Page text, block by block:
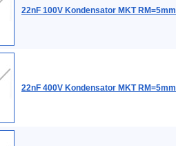
22nF 100V Kondensator MKT RM=5mm
22nF 400V Kondensator MKT RM=5mm